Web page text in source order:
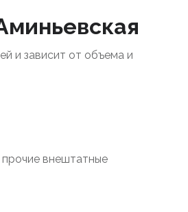
и зависит от объема и
внештатные